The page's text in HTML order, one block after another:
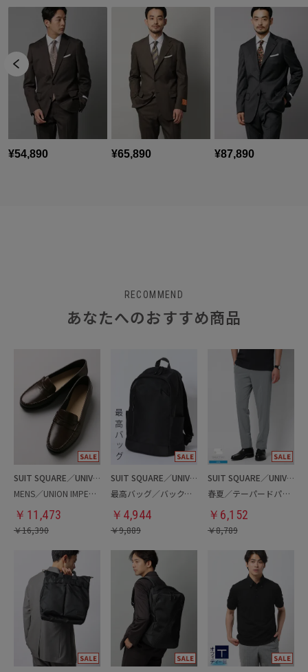
RECOMMEND
あなたへのおすすめ商品
SUIT SQUARE／UNIVERSAL LANGUAGE
MENS／UNION IMPERIAL監修／コインローファー
￥ 11,473
￥16,390
SUIT SQUARE／UNIVERSAL LANGUAGE
最高バッグ／バックパック
￥ 4,944
￥9,889
SUIT SQUARE／UNIVERSAL LANGUAGE
春夏／テーパードパンツ
￥ 6,152
￥8,789